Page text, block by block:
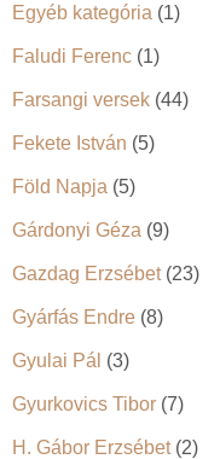
Egyéb kategória (1)
Faludi Ferenc (1)
Farsangi versek (44)
Fekete István (5)
Föld Napja (5)
Gárdonyi Géza (9)
Gazdag Erzsébet(23)
Gyárfás Endre (8)
Gyulai Pál (3)
Gyurkovics Tibor (7)
H. Gábor Erzsébet(2)